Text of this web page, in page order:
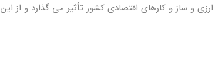
و ساز و کارهای اقتصادی کشور تأثیر می‌ گذارد و از این